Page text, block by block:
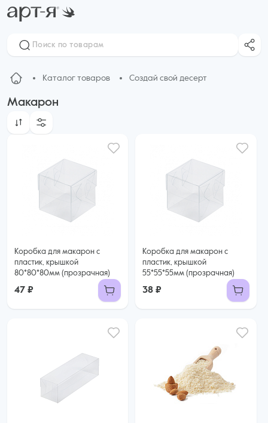
Каталог товаров Создай свой десерт
Макарон
Коробка для макарон с
пластик, крышкой
80*80*80мм (прозрачная)
47 ₽
Коробка для макарон с
пластик, крышкой
55*55*55мм (прозрачная)
38 ₽